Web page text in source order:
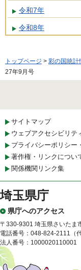
令和7年
令和8年
トップページ > 彩の国統計
27年9月号
サイトマップ
ウェブアクセシビリテ
プライバシーポリシー
著作権・リンクについ
関係機関リンク集
埼玉県庁
県庁へのアクセス
〒330-9301 埼玉県さいたま
電話番号：048-824-2111（代
法人番号：1000020110001